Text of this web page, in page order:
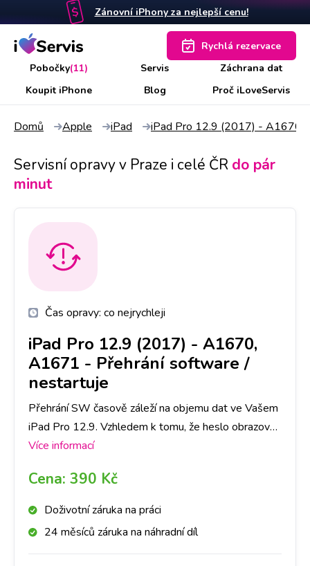
Zánovní iPhony za nejlepší cenu!
Pobočky(11) Servis
Záchrana dat
Koupit iPhone
Blog Proč iLoveServis
Rychlá rezervace
Domů Apple iPad iPad Pro 12.9 (2017) - A1670,
Servisní opravy v Praze i celé ČR do pár
minut
Čas opravy: co nejrychleji
iPad Pro 12.9 (2017) - A1670,
A1671 - Přehrání software /
nestartuje
Přehrání SW časově záleží na objemu dat ve Vašem
iPad Pro 12.9. Vzhledem k tomu, že heslo obrazovky
slouží jako ochrana dat ve Vašem telefonu, je nutné
jejich zálohu.
Více informací
Cena: 390 Kč
Doživotní záruka na práci
24 měsíců záruka na náhradní díl